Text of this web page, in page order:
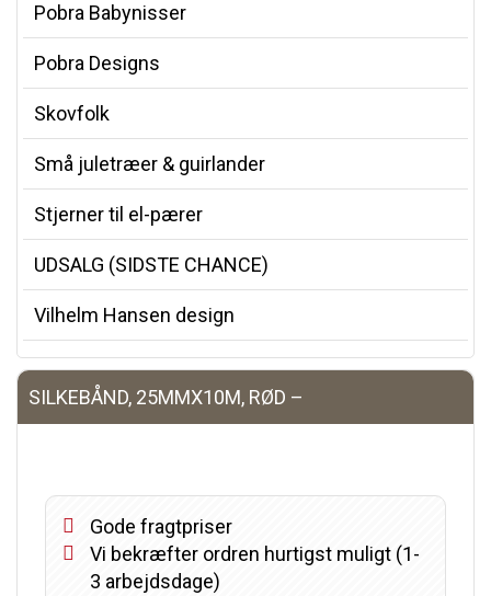
Pobra Babynisser
Pobra Designs
Skovfolk
Små juletræer & guirlander
Stjerner til el-pærer
UDSALG (SIDSTE CHANCE)
Vilhelm Hansen design
SILKEBÅND, 25MMX10M, RØD –
Gode fragtpriser
Vi bekræfter ordren hurtigst muligt (1-
3 arbejdsdage)